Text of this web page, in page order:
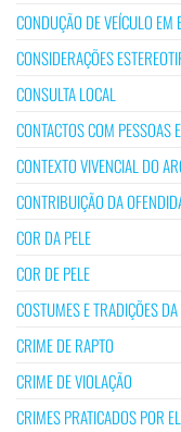
CONDUÇÃO DE VEÍCULO EM
CONSIDERAÇÕES
CONSULTA LOCAL
CONTACTOS COM PESSOAS
CONTEXTO VIVENCIAL DO
CONTRIBUIÇÃO DA
COR DA PELE
COR DE PELE
COSTUMES E TRADIÇÕES
CRIME DE RAPTO
CRIME DE VIOLAÇÃO
CRIMES PRATICADOS POR